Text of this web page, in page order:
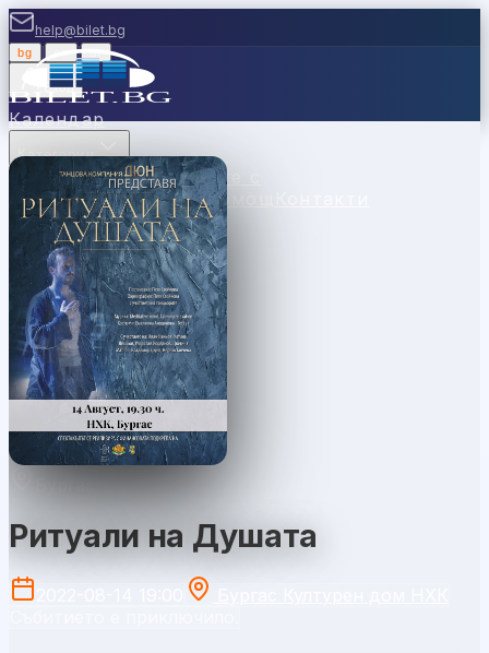
help@bilet.bg
bg |
Вход
Календар
Категории
МестаКасиПродавайте с
нас ВаучериНовиниПомощ
Бургас
Ритуали на Душата